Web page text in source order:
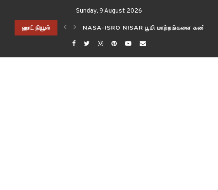
Sunday, 9 August 2026
ஹாட் நியூஸ்
விஞ்ஞானிகள்! NASA-ISRO NISAR பூமி மாற்றங்களை